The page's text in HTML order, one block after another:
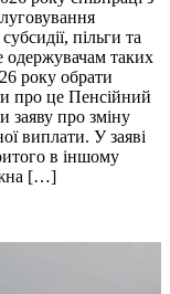
пільги та
одержувачам таких
року обрати
про це Пенсійний
заяву про зміну
виплати. У заяві
в іншому
[…]